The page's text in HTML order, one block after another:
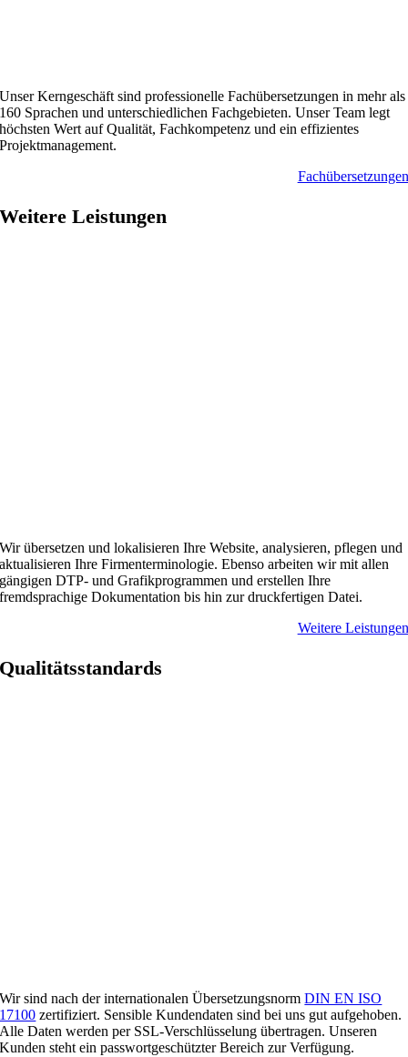
Unser Kerngeschäft sind professionelle Fachübersetzungen in mehr als
160 Sprachen und unterschiedlichen Fachgebieten. Unser Team legt
höchsten Wert auf Qualität, Fachkompetenz und ein effizientes
Projektmanagement.
Fach­übersetzungen
Weitere Leistungen
Wir übersetzen und lokalisieren Ihre Website, analysieren, pflegen und
aktualisieren Ihre Firmenterminologie. Ebenso arbeiten wir mit allen
gängigen DTP- und Grafikprogrammen und erstellen Ihre
fremdsprachige Dokumentation bis hin zur druckfertigen Datei.
Weitere Leistungen
Qualitätsstandards
Wir sind nach der internationalen ÜbersetzungsnormDIN EN ISO
17100 zertifiziert. Sensible Kundendaten sind bei uns gut aufgehoben.
Alle Daten werden per SSL-Verschlüsselung übertragen. Unseren
Kunden steht ein passwortgeschützter Bereich zur Verfügung.